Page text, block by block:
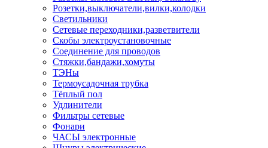
Розетки,выключатели,вилки,колодки
Светильники
Сетевые переходники,разветвители
Скобы электроустановочные
Соединение для проводов
Стяжки,бандажи,хомуты
ТЭНы
Термоусадочная трубка
Тёплый пол
Удлинители
Фильтры сетевые
Фонари
ЧАСЫ электронные